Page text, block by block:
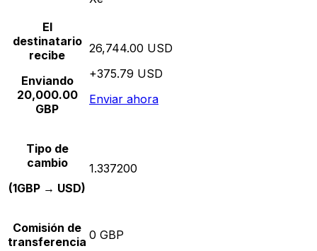
El
destinatario
recibe
Enviando
20,000.00
GBP
26,744.00 USD
+375.79 USD
Enviar ahora
Tipo de
cambio
(1GBP → USD)
1.337200
Comisión de
transferencia 0 GBP